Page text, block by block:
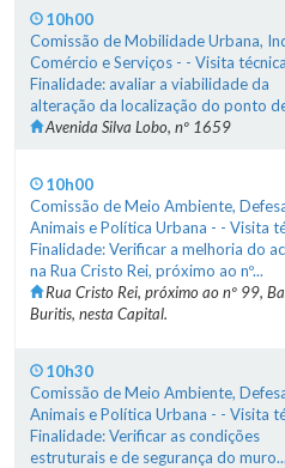
10h00
Comissão de Mobilidade Urbana,
Comércio e Serviços - - Visita
Finalidade: avaliar a viabilidade da
alteração da localização do ponto
Avenida Silva Lobo, nº 1659
10h00
Comissão de Meio Ambiente,
Animais e Política Urbana - - Visita
Finalidade: Verificar a melhoria do
na Rua Cristo Rei, próximo ao nº...
Rua Cristo Rei, próximo ao nº 99,
Buritis, nesta Capital.
10h30
Comissão de Meio Ambiente,
Animais e Política Urbana - - Visita
Finalidade: Verificar as condições
estruturais e de segurança do muro...